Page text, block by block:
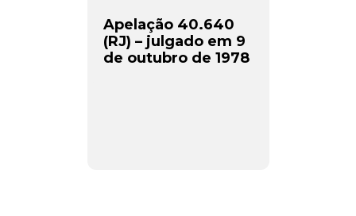
Apelação 40.640
(RJ) – julgado em 9
de outubro de 1978